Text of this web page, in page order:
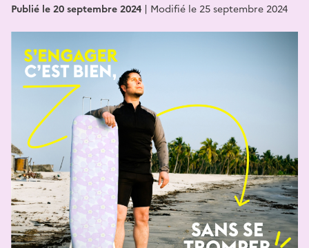
Publié le 20 septembre 2024 | Modifié le 25 septembre 2024